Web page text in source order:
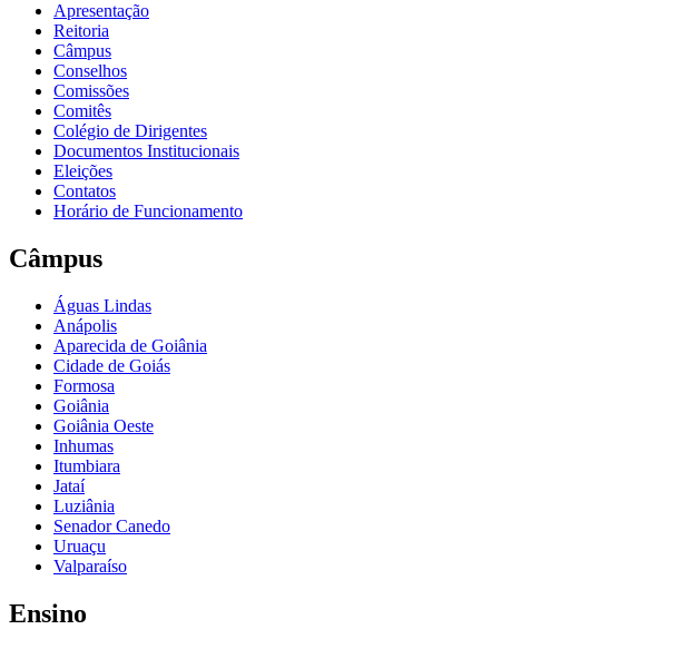
Apresentação
Reitoria
Câmpus
Conselhos
Comissões
Comitês
Colégio de Dirigentes
Documentos Institucionais
Eleições
Contatos
Horário de Funcionamento
Câmpus
Águas Lindas
Anápolis
Aparecida de Goiânia
Cidade de Goiás
Formosa
Goiânia
Goiânia Oeste
Inhumas
Itumbiara
Jataí
Luziânia
Senador Canedo
Uruaçu
Valparaíso
Ensino